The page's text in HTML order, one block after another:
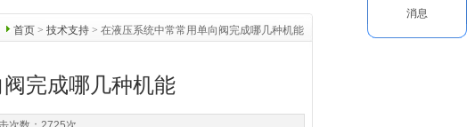
首页 > 技术支持 > 在液压系统中常常用单向阀完成哪几种机能
完成哪几种机能